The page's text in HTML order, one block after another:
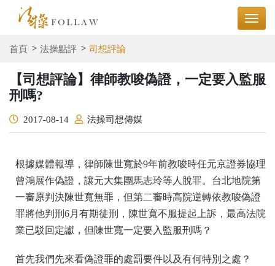
首頁 法操點評 司想評論
【司想評論】律師教唆偽證，一定要入監服
刑嗎?
2017-08-14 法操司想傳媒
根據媒體報導，律師陳世寬於9年前教唆時任元京證券協理
曾鴻展作偽證，讓元大集團馬志玲等人脫罪。台北地院第
一審原判決陳世寬無罪，但第二審時高院逆轉依教唆偽證
罪將他判刑6月有期徒刑，陳世寬不服提起上訴，最高法院
業已駁回定讞，但陳世寬一定要入監服刑嗎？
首先我們先來看偽證罪的處罰要件以及有何特別之處？